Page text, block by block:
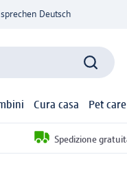
Deutsch
Cura casa Pet care
Spedizione